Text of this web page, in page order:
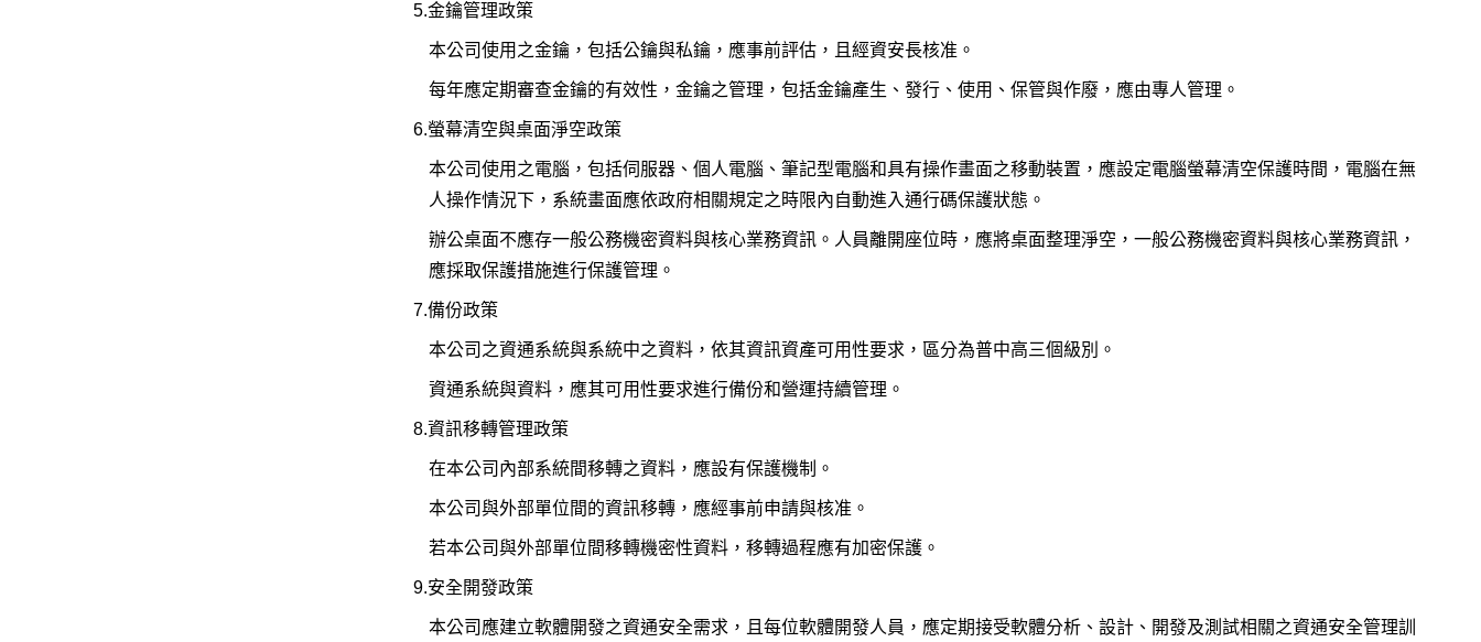
5.金鑰管理政策
本公司使用之金鑰，包括公鑰與私鑰，應事前評估，且經資安長核准。
每年應定期審查金鑰的有效性，金鑰之管理，包括金鑰產生、發行、使用、保管與作廢，應由專人管理。
6.螢幕清空與桌面淨空政策
本公司使用之電腦，包括伺服器、個人電腦、筆記型電腦和具有操作畫面之移動裝置，應設定電腦螢幕清空保護時間，電腦在無
人操作情況下，系統畫面應依政府相關規定之時限內自動進入通行碼保護狀態。
辦公桌面不應存一般公務機密資料與核心業務資訊。人員離開座位時，應將桌面整理淨空，一般公務機密資料與核心業務資訊，
應採取保護措施進行保護管理。
7.備份政策
本公司之資通系統與系統中之資料，依其資訊資產可用性要求，區分為普中高三個級別。
資通系統與資料，應其可用性要求進行備份和營運持續管理。
8.資訊移轉管理政策
在本公司內部系統間移轉之資料，應設有保護機制。
本公司與外部單位間的資訊移轉，應經事前申請與核准。
若本公司與外部單位間移轉機密性資料，移轉過程應有加密保護。
9.安全開發政策
本公司應建立軟體開發之資通安全需求，且每位軟體開發人員，應定期接受軟體分析、設計、開發及測試相關之資通安全管理訓